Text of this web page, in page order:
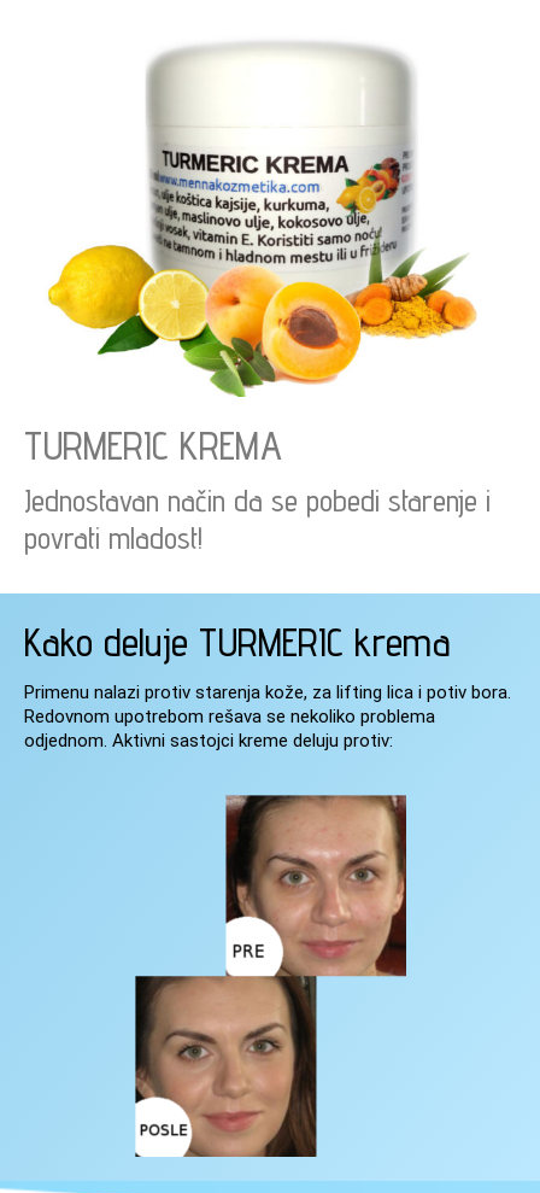
TURMERIC KREMA
Jednostavan način da se pobedi starenje i
povrati mladost!
Kako deluje TURMERIC krema
Primenu nalazi protiv starenja kože, za lifting lica i potiv bora.
Redovnom upotrebom rešava se nekoliko problema
odjednom. Aktivni sastojci kreme deluju protiv: